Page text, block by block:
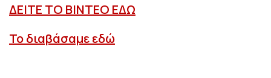
ΔΕΙΤΕ ΤΟ ΒΙΝΤΕΟ ΕΔΩ
Το διαβάσαμε εδώ